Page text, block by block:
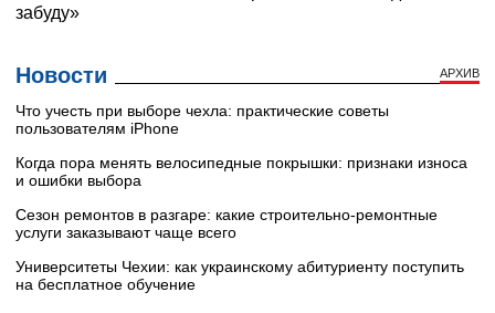
Новости АРХИВ
Что учесть при выборе чехла: практические советы
пользователям iPhone
Когда пора менять велосипедные покрышки: признаки износа
и ошибки выбора
Сезон ремонтов в разгаре: какие строительно-ремонтные
услуги заказывают чаще всего
Университеты Чехии: как украинскому абитуриенту поступить
на бесплатное обучение